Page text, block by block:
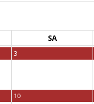
SA
3
10